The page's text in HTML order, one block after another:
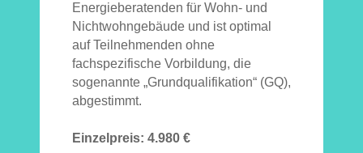
Energieberatenden für Wohn- und
Nichtwohngebäude und ist optimal
auf Teilnehmenden ohne
fachspezifische Vorbildung, die
sogenannte „Grundqualifikation“ (GQ),
abgestimmt.
Einzelpreis: 4.980 €